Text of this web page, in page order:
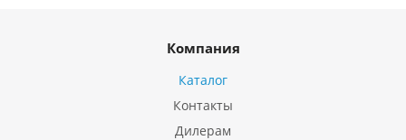
Компания
Каталог
Контакты
Дилерам